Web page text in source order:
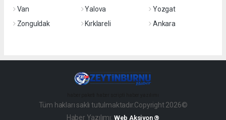
Van
Yalova
Yozgat
Zonguldak
Kırklareli Ankara
Tüm hakları saklı tutulmaktadır.Copyright 2026©
Haber Yazılımı: Web Aksiyon ®